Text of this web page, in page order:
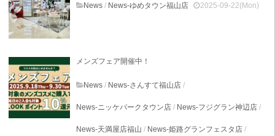
News / News-ゆめタウン福山店 2025-09-22(Mon)
メンズフェア開催中！
News / News-さんすて福山店 /
News-ニッケパークタウン店 / News-フジグラン神辺店 /
News-天満屋店福山 / News-姫路グランフェスタ店 /